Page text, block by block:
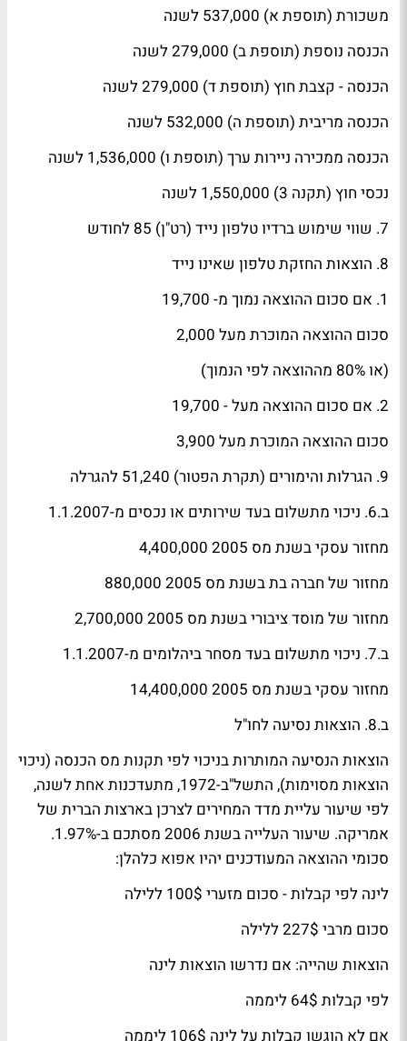
משכורת (תוספת א) 537,000 לשנה
הכנסה נוספת (תוספת ב) 279,000 לשנה
הכנסה - קצבת חוץ (תוספת ד) 279,000 לשנה
הכנסה מריבית (תוספת ה) 532,000 לשנה
הכנסה ממכירה ניירות ערך (תוספת ו) 1,536,000 לשנה
נכסי חוץ (תקנה 3) 1,550,000 לשנה
7. שווי שימוש ברדיו טלפון נייד (רט"ן) 85 לחודש
8. הוצאות החזקת טלפון שאינו נייד
1. אם סכום ההוצאה נמוך מ- 19,700
סכום ההוצאה המוכרת מעל 2,000
(או 80% מההוצאה לפי הנמוך)
2. אם סכום ההוצאה מעל - 19,700
סכום ההוצאה המוכרת מעל 3,900
9. הגרלות והימורים (תקרת הפטור) 51,240 להגרלה
ב.6. ניכוי מתשלום בעד שירותים או נכסים מ-1.1.2007
מחזור עסקי בשנת מס 2005 4,400,000
מחזור של חברה בת בשנת מס 2005 880,000
מחזור של מוסד ציבורי בשנת מס 2005 2,700,000
ב.7. ניכוי מתשלום בעד מסחר ביהלומים מ-1.1.2007
מחזור עסקי בשנת מס 2005 14,400,000
ב.8. הוצאות נסיעה לחו"ל
הוצאות הנסיעה המותרות בניכוי לפי תקנות מס הכנסה (ניכוי
הוצאות מסוימות), התשל"ב-1972, מתעדכנות אחת לשנה,
לפי שיעור עליית מדד המחירים לצרכן בארצות הברית של
אמריקה. שיעור העלייה בשנת 2006 מסתכם ב-1.97%.
סכומי ההוצאה המעודכנים יהיו אפוא כלהלן:
לינה לפי קבלות - סכום מזערי 100$ ללילה
סכום מרבי 227$ ללילה
הוצאות שהייה: אם נדרשו הוצאות לינה
לפי קבלות 64$ ליממה
אם לא הוגשו קבלות על לינה 106$ ליממה